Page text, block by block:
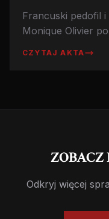
Francuski pedofil
Monique Olivier
CZYTAJ AKTA
ZOBACZ
Odkryj więcej